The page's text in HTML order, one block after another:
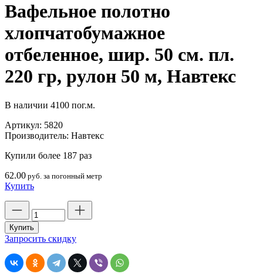
Вафельное полотно
хлопчатобумажное
отбеленное, шир. 50 см. пл.
220 гр, рулон 50 м, Навтекс
В наличии 4100 пог.м.
Артикул: 5820
Производитель: Навтекс
Купили более 187 раз
62.00 руб. за погонный метр
Купить
Количество
товара
Вафельное
полотно
отбеленное,
шир.
Купить
Запросить скидку